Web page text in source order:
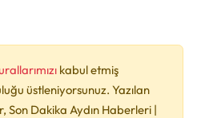
kabul etmiş
üstleniyorsunuz. Yazılan
Son Dakika Aydın Haberleri |